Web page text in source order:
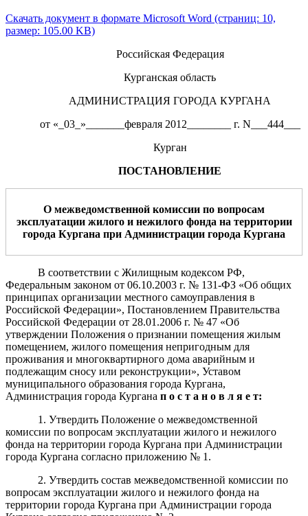
Скачать документ в формате Microsoft Word (страниц: 10,
размер: 105.00 KB)
Российская Федерация
Курганская область
АДМИНИСТРАЦИЯ ГОРОДА КУРГАНА
от «_03_»_______февраля 2012________ г. N___444___
Курган
ПОСТАНОВЛЕНИЕ
О межведомственной комиссии по вопросам
эксплуатации жилого и нежилого фонда на территории
города Кургана при Администрации города Кургана
В соответствии с Жилищным кодексом РФ,
Федеральным законом от 06.10.2003 г. № 131-ФЗ «Об общих
принципах организации местного самоуправления в
Российской Федерации», Постановлением Правительства
Российской Федерации от 28.01.2006 г. № 47 «Об
утверждении Положения о признании помещения жилым
помещением, жилого помещения непригодным для
проживания и многоквартирного дома аварийным и
подлежащим сносу или реконструкции», Уставом
муниципального образования города Кургана,
Администрация города Кургана п о с т а н о в л я е т:
1. Утвердить Положение о межведомственной
комиссии по вопросам эксплуатации жилого и нежилого
фонда на территории города Кургана при Администрации
города Кургана согласно приложению № 1.
2. Утвердить состав межведомственной комиссии по
вопросам эксплуатации жилого и нежилого фонда на
территории города Кургана при Администрации города